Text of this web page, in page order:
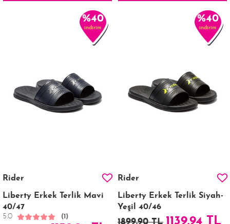
%40
indirim
Rider
Liberty Erkek Terlik Mavi
40/47
5.0 (1)
%40
indirim
Rider
Liberty Erkek Terlik Siyah-
Yeşil 40/46
1139.94 TL